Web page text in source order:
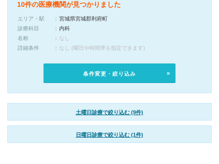
10件の医療機関が見つかりました
エリア・駅
宮城県宮城郡利府町
診療科目
内科
名称
なし
詳細条件
なし (曜日や時間帯を指定できます)
条件変更・絞り込み
土曜日診療で絞り込む (9件)
日曜日診療で絞り込む (1件)